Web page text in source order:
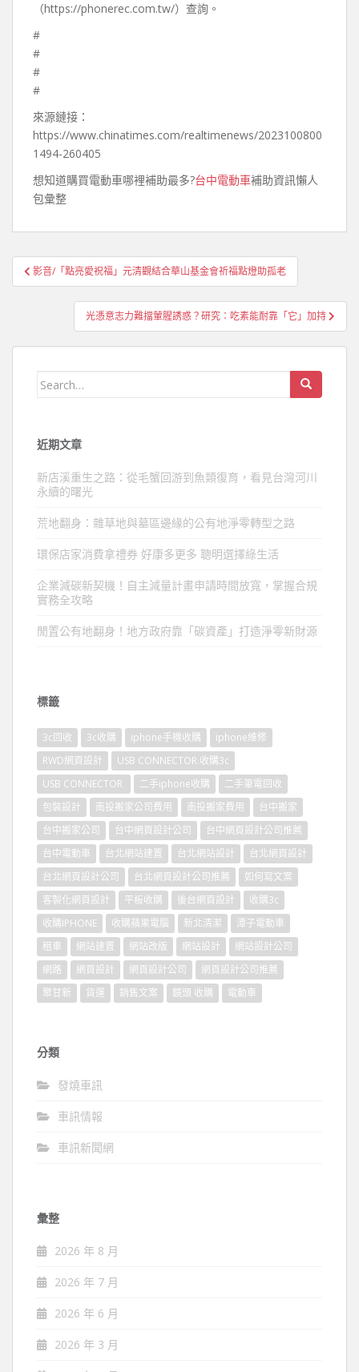
（https://phonerec.com.tw/）查詢。
#
#
#
#
來源鏈接：
https://www.chinatimes.com/realtimenews/2023100800
1494-260405
想知道購買電動車哪裡補助最多?台中電動車補助資訊懶人
包彙整
文
章
影音/「點亮愛祝福」元清觀結合華山基金會祈福點燈助孤老
光憑意志力難擋葷腥誘惑？研究：吃素能耐靠「它」加持
Search
近期文章
新店溪重生之路：從毛蟹回游到魚類復育，看見台灣河川
永續的曙光
荒地翻身：雜草地與墓區邊緣的公有地淨零轉型之路
環保店家消費拿禮券 好康多更多 聰明選擇綠生活
企業減碳新契機！自主減量計畫申請時間放寬，掌握合規
實務全攻略
閒置公有地翻身！地方政府靠「碳資產」打造淨零新財源
標籤
3c回收 3c收購 iphone手機收購
iphone維修
RWD網頁設計
USB CONNECTOR.收購3c
USB CONNECTOR
二手iphone收購
二手筆電回收
包裝設計
南投搬家公司費用 南投搬家費用
台中搬家
台中搬家公司
台中網頁設計公司
台中網頁設計公司推薦
台中電動車
台北網站建置 台北網站設計
台北網頁設計
台北網頁設計公司
台北網頁設計公司推薦
如何寫文案
客製化網頁設計
平板收購 後台網頁設計
收購3c
收購IPHONE
收購蘋果電腦 新北清潔
潭子電動車
租車
網站建置 網站改版 網站設計
網站設計公司
網路
網頁設計 網頁設計公司
網頁設計公司推薦
聚甘新
貨運 銷售文案 鏡頭 收購 電動車
分類
發燒車訊
車訊情報
車訊新聞網
彙整
2026 年 8 月
2026 年 7 月
2026 年 6 月
2026 年 3 月